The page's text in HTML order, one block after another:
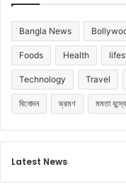
Bangla News
Foods Health
Technology Travel
বিনোদন ভ্রমণ মমতা
Latest News